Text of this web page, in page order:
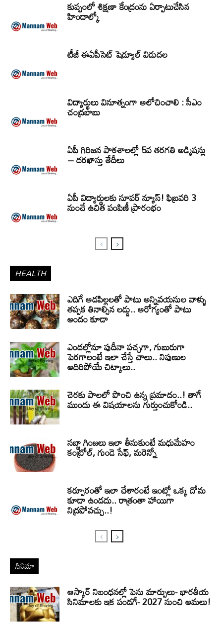
కుప్పంలో శిక్షణా కేంద్రంను ఏర్పాటుచేసిన
హిందాల్కో
టీజీ ఈఏపీసెట్‌ షెడ్యూల్‌ విడుదల
విద్యార్థులు వినూత్నంగా ఆలోచించాలి : సీఎం
చంద్రబాబు
ఏపీ గిరిజన పాఠశాలల్లో 5వ తరగతి అడ్మిషన్లు
– దరఖాస్తు తేదీలు
ఏపీ విద్యార్థులకు సూపర్ న్యూస్! ఫిబ్రవరి 3
నుంచే ఉచిత పంపిణీ ప్రారంభం
HEALTH
ఎదిగే ఆడపిల్లలతో పాటు అన్నివయసుల వాళ్ళు
తప్పక తినాల్సిన లడ్డు.. ఆరోగ్యంతో పాటు
అందం కూడా
ఎండల్లోనూ పుదీనా పచ్చగా, గుబురుగా
పెరగాలంటే ఇలా చేస్తే చాలు.. నిపుణుల
అదిరిపోయే చిట్కాలు..
చెరకు పాలలో పొంచి ఉన్న ప్రమాదం..! తాగే
ముందు ఈ విషయాలను గుర్తుంచుకోండి..
సబ్జా గింజలు ఇలా తీసుకుంటే మధుమేహం
కంట్రోల్, గుండె సేఫ్, మరెన్నో
కర్పూరంతో ఇలా చేశారంటే ఇంట్లో ఒక్క దోమ
కూడా ఉండదు.. రాత్రంతా హాయిగా
నిద్రపోవచ్చు..!
సినిమా
ఆస్కార్ నిబంధనల్లో పెను మార్పులు- భారతీయ
సినిమాలకు ఇక పండగే- 2027 నుంచి అమలు!